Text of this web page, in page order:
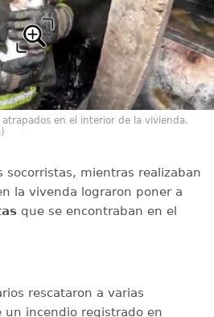
en el interior de la vivienda.
socorristas, mientras realizaban
la vivenda lograron poner a
que se encontraban en el
rescataron a varias
un incendio registrado en